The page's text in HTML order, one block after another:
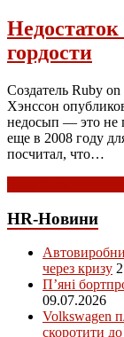
гордости
Создатель Ruby
Хэнссон
недосып — это не
еще в 2008 году
посчитал, что…
HR-Новини
через кризу
П’яні
09.07.2026
Volkswagen
скоротити